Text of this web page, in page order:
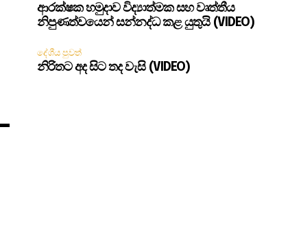
ආරක්ෂක හමුදාව විද්‍යාත්මක සහ වෘත්තීය
නිපුණත්වයෙන් සන්නද්ධ කළ යුතුයි (VIDEO)
දේශීය පුවත්
නිරිතට අද සිට තද වැසි (VIDEO)